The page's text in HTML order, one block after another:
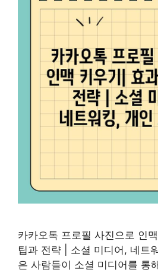
카카오톡 프로필 사진으로 인
팁과 전략 | 소셜 미디어, 네트
은 사람들이 소셜 미디어를 통